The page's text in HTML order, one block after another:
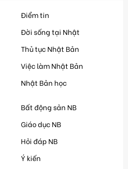
Điểm tin
Đời sống tại Nhật
Thủ tục Nhật Bản
Việc làm Nhật Bản
Nhật Bản học
Bất động sản NB
Giáo dục NB
Hỏi đáp NB
Ý kiến